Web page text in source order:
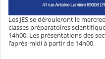
Les JES se dérouleront le
classes préparatoires
14h00. Les présentations des
l'après-midi à partir de 14h00.